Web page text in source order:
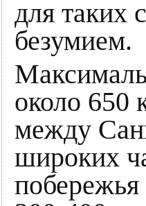
для таких
безумием.
около 650
между
широких
побережья